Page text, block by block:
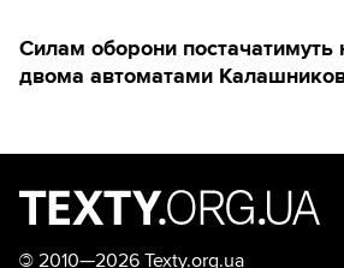
Силам оборони постачатимуть
двома автоматами
© 2010—2026 Texty.org.ua